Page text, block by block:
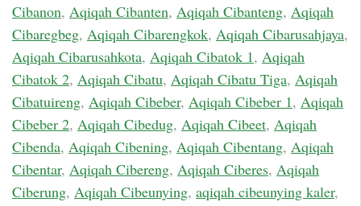
Cibanon, Aqiqah Cibanten, Aqiqah Cibanteng, Aqiqah
Cibaregbeg, Aqiqah Cibarengkok, Aqiqah Cibarusahjaya,
Aqiqah Cibarusahkota, Aqiqah Cibatok 1, Aqiqah
Cibatok 2, Aqiqah Cibatu, Aqiqah Cibatu Tiga, Aqiqah
Cibatuireng, Aqiqah Cibeber, Aqiqah Cibeber 1, Aqiqah
Cibeber 2, Aqiqah Cibedug, Aqiqah Cibeet, Aqiqah
Cibenda, Aqiqah Cibening, Aqiqah Cibentang, Aqiqah
Cibentar, Aqiqah Cibereng, Aqiqah Ciberes, Aqiqah
Ciberung, Aqiqah Cibeunying, aqiqah cibeunying kaler,